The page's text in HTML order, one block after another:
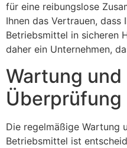
für eine reibungslose
Ihnen das Vertrauen, dass
Betriebsmittel in sicheren
daher ein Unternehmen,
Wartung
Überprüfung
Die regelmäßige Wartung
Betriebsmittel ist